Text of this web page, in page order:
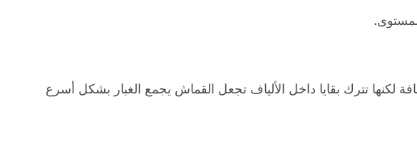
تترك بقايا داخل الألياف تجعل القماش يجمع الغبار بشكل أسرع